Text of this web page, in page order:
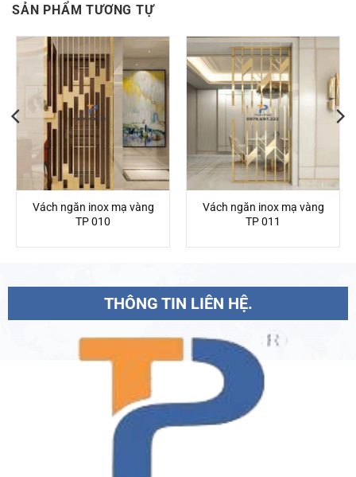
SẢN PHẨM TƯƠNG TỰ
Vách ngăn inox mạ vàng
TP 010
Vách ngăn inox mạ vàng
TP 011
THÔNG TIN LIÊN HỆ.